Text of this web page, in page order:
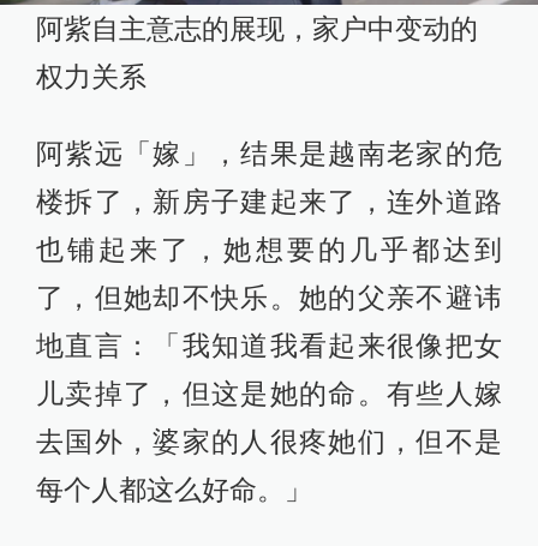
阿紫自主意志的展现，家户中变动的
权力关系
阿紫远「嫁」，结果是越南老家的危
楼拆了，新房子建起来了，连外道路
也铺起来了，她想要的几乎都达到
了，但她却不快乐。她的父亲不避讳
地直言：「我知道我看起来很像把女
儿卖掉了，但这是她的命。有些人嫁
去国外，婆家的人很疼她们，但不是
每个人都这么好命。」